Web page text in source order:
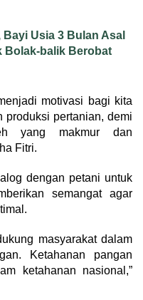
Usia 3 Bulan Asal
Bolak-balik Berobat
motivasi bagi kita
produksi pertanian, demi
yang makmur dan
Fitri.
dengan petani untuk
semangat agar
masyarakat dalam
Ketahanan pangan
ketahanan nasional,”